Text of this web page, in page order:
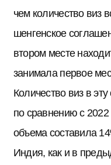
чем количество виз
шенгенское
втором месте
занимала первое
Количество виз в
по сравнению с
объема составила
Индия, как и в